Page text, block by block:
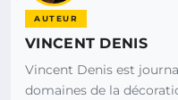
AUTEUR
VINCENT DENIS
Vincent Denis est
domaines de la